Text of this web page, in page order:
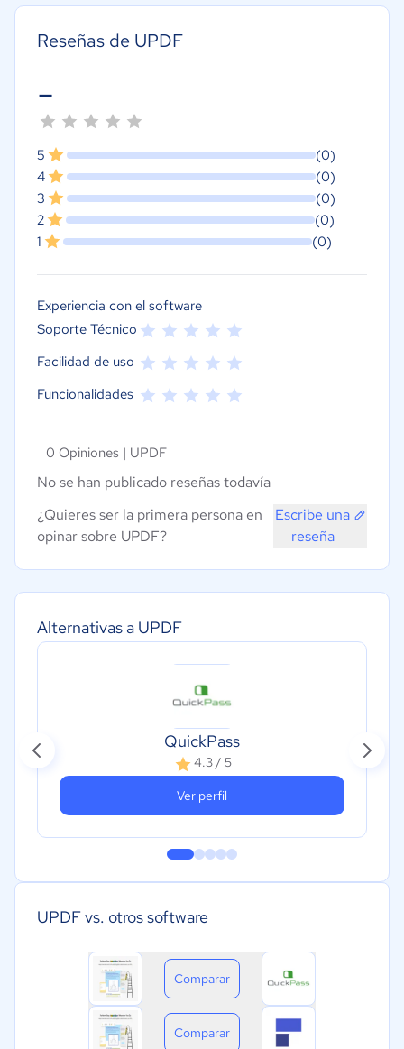
Alternativas a UPDF
QuickPass
4.3 / 5
Ver perfil
UPDF vs. otros software
Comparar
Comparar
Reseñas de UPDF
-
5
(0)
4
(0)
3
(0)
2
(0)
1
(0)
Experiencia con el software
Soporte Técnico
Facilidad de uso
Funcionalidades
0 Opiniones | UPDF
No se han publicado reseñas todavía
¿Quieres ser la primera persona en
opinar sobre UPDF?
Escribe una
reseña